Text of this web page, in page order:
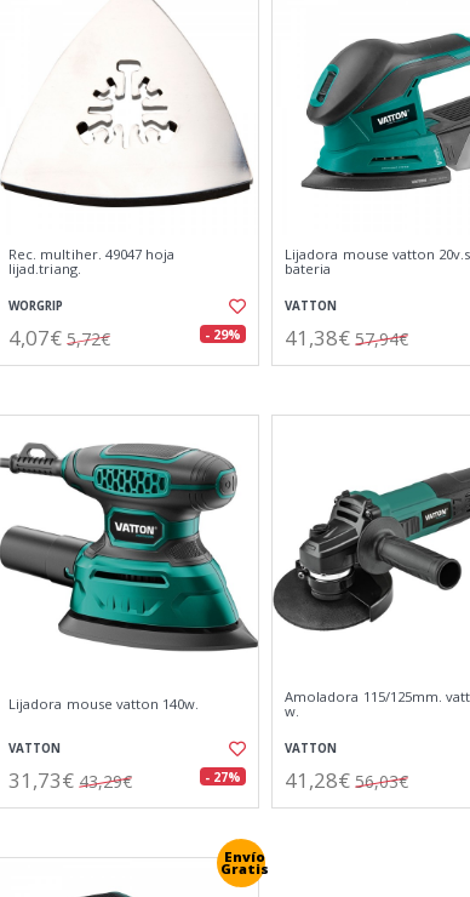
Rec. multiher. 49047 hoja
lijad.triang.
WORGRIP
4,07€ 5,72€ - 29%
Lijadora mouse vatton
bateria
VATTON
41,38€ 57,94€
Lijadora mouse vatton 140w.
VATTON
31,73€ 43,29€ - 27%
Amoladora 115/125mm.
w.
VATTON
41,28€ 56,03€
Envío
Gratis